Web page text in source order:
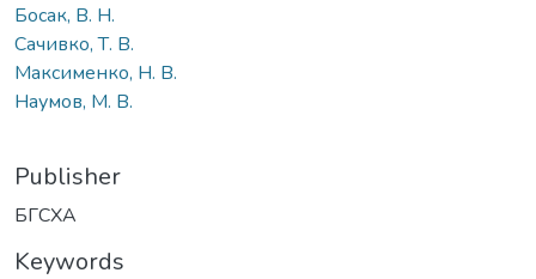
Босак, В. Н.
Сачивко, Т. В.
Максименко, Н. В.
Наумов, М. В.
Publisher
БГСХА
Keywords